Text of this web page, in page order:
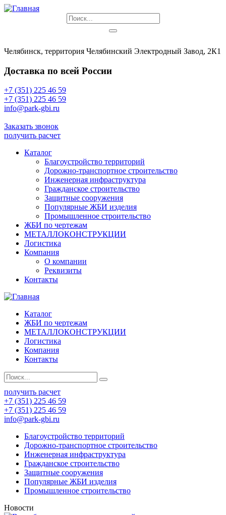
Челябинск, территория Челябинский Электродный Завод, 2К1
Доставка по всей России
+7 (351) 225 46 59
+7 (351) 225 46 59
info@park-gbi.ru
Заказать звонок
получить расчет
Каталог
Благоустройство территорий
Дорожно-транспортное строительство
Инженерная инфраструктура
Гражданское строительство
Защитные сооружения
Популярные ЖБИ изделия
Промышленное строительство
ЖБИ по чертежам
МЕТАЛЛОКОНСТРУКЦИИ
Логистика
Компания
О компании
Реквизиты
Контакты
Каталог
ЖБИ по чертежам
МЕТАЛЛОКОНСТРУКЦИИ
Логистика
Компания
Контакты
получить расчет
+7 (351) 225 46 59
+7 (351) 225 46 59
info@park-gbi.ru
Благоустройство территорий
Дорожно-транспортное строительство
Инженерная инфраструктура
Гражданское строительство
Защитные сооружения
Популярные ЖБИ изделия
Промышленное строительство
Новости